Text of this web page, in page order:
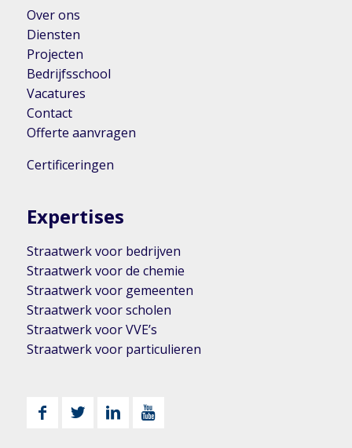
Over ons
Diensten
Projecten
Bedrijfsschool
Vacatures
Contact
Offerte aanvragen
Certificeringen
Expertises
Straatwerk voor bedrijven
Straatwerk voor de chemie
Straatwerk voor gemeenten
Straatwerk voor scholen
Straatwerk voor VVE’s
Straatwerk voor particulieren